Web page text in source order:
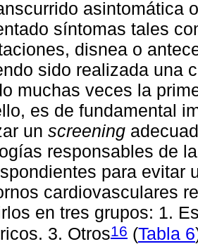
asintomática
síntomas tales
disnea o
sido realizada una
muchas veces la
es de fundamental
un screening
responsables de
para evitar
cardiovasculares
en tres grupos: 1.
3. Otros16 (Tabla 6